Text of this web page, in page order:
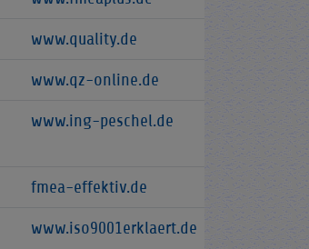
www.quality.de
www.qz-online.de
www.ing-peschel.de
fmea-effektiv.de
www.iso9001erklaert.de